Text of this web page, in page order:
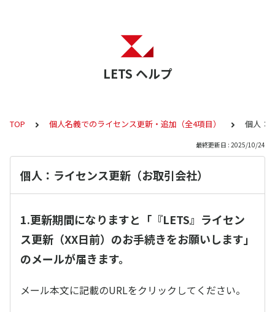
LETS ヘルプ
TOP 個人名義でのライセンス更新・追加（全4項目） 個人：
最終更新日 : 2025/10/24
個人：ライセンス更新（お取引会社）
1.更新期間になりますと「『LETS』ライセン
ス更新（XX日前）のお手続きをお願いします」
のメールが届きます。
メール本文に記載のURLをクリックしてください。